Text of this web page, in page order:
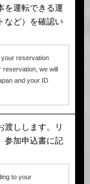
を運転できる運
など）を確認い
reservation
we will
and your ID
渡しします。リ
参加申込書に記
to your